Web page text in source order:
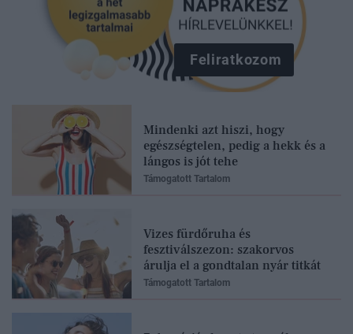
Feliratkozom
Mindenki azt hiszi, hogy
egészségtelen, pedig a hekk és a
lángos is jót tehe
Támogatott Tartalom
Vizes fürdőruha és
fesztiválszezon: szakorvos
árulja el a gondtalan nyár titkát
Támogatott Tartalom